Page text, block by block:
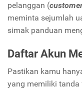
pelanggan (
meminta sejumlah
simak panduan
Daftar Akun
Pastikan kamu
yang memiliki tanda